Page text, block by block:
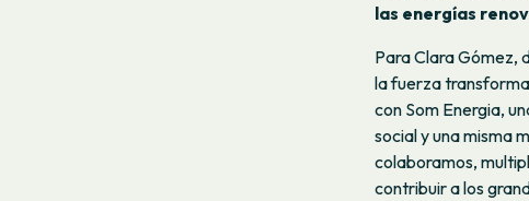
las energías
Para Clara Gómez,
la fuerza
con Som Energia,
social y una misma
colaboramos,
contribuir a los